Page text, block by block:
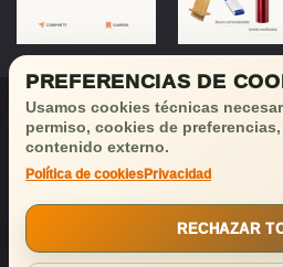
buenas noticias!
PREFERENCIAS DE
Usamos cookies técnicas
permiso, cookies de
contenido externo.
Política de cookies Privacidad
RECHAZAR